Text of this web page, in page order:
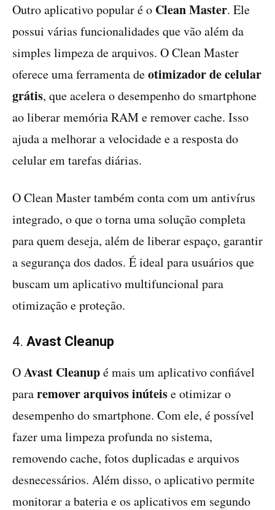
Outro aplicativo popular é o Clean Master. Ele
possui várias funcionalidades que vão além da
simples limpeza de arquivos. O Clean Master
oferece uma ferramenta deotimizador de celular
grátis, que acelera o desempenho do smartphone
ao liberar memória RAM e remover cache. Isso
ajuda a melhorar a velocidade e a resposta do
celular em tarefas diárias.
O Clean Master também conta com um antivírus
integrado, o que o torna uma solução completa
para quem deseja, além de liberar espaço, garantir
a segurança dos dados. É ideal para usuários que
buscam um aplicativo multifuncional para
otimização e proteção.
4. Avast Cleanup
OAvast Cleanupé mais um aplicativo confiável
pararemover arquivos inúteise otimizar o
desempenho do smartphone. Com ele, é possível
fazer uma limpeza profunda no sistema,
removendo cache, fotos duplicadas e arquivos
desnecessários. Além disso, o aplicativo permite
monitorar a bateria e os aplicativos em segundo